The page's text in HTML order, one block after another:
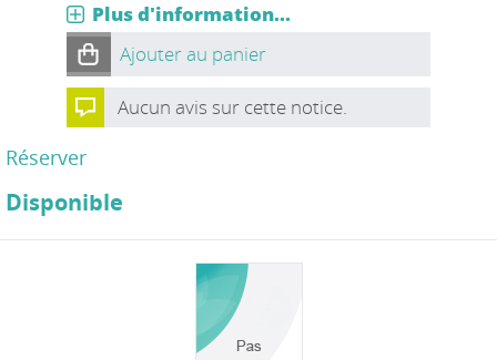
Plus d'information...
Ajouter au panier
Aucun avis sur cette notice.
Réserver
Disponible